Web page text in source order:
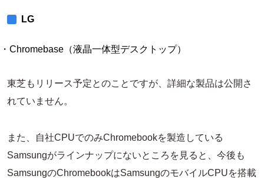
LG
・Chromebase（液晶一体型デスクトップ）
東芝もリリース予定とのことですが、詳細な製品は公開さ
れていません。
また、自社CPUでのみChromebookを製造している
Samsungがラインナップにないところを見ると、今後も
SamsungのChromebookはSamsungのモバイルCPUを搭載